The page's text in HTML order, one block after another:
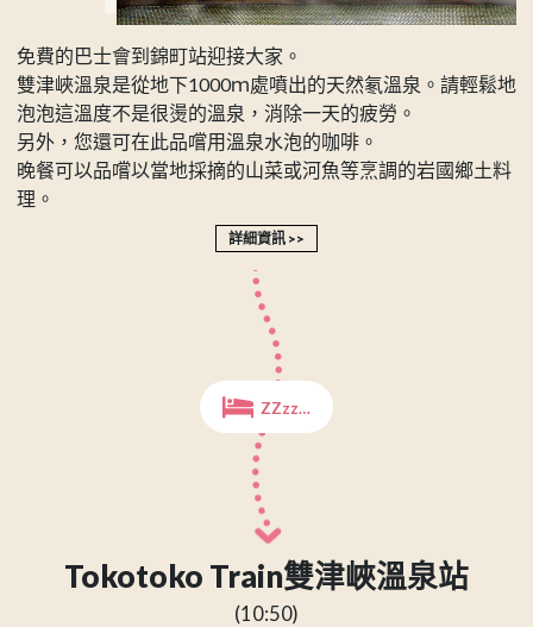
免費的巴士會到錦町站迎接大家。
雙津峽溫泉是從地下1000ｍ處噴出的天然氡溫泉。請輕鬆地
泡泡這溫度不是很燙的溫泉，消除一天的疲勞。
另外，您還可在此品嚐用溫泉水泡的咖啡。
晚餐可以品嚐以當地採摘的山菜或河魚等烹調的岩國鄉土料
理。
詳細資訊
ZZzz…
Tokotoko Train雙津峽溫泉站
(10:50)